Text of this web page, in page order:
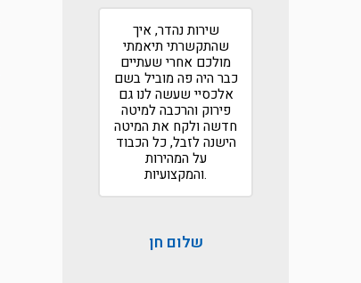
שירות נהדר, איך
שהתקשרתי תיאמתי
מולכם אחרי שעתיים
כבר היה פה מוביל בשם
אלכסיי שעשה לנו גם
פירוק והרכבה למיטה
חדשה ולקח את המיטה
הישנה לזבל, כל הכבוד
על המהירות
והמקצועיות.
שלום חן